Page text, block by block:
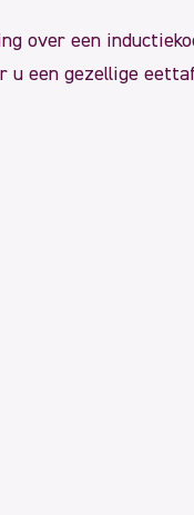
over een
u een gezellige